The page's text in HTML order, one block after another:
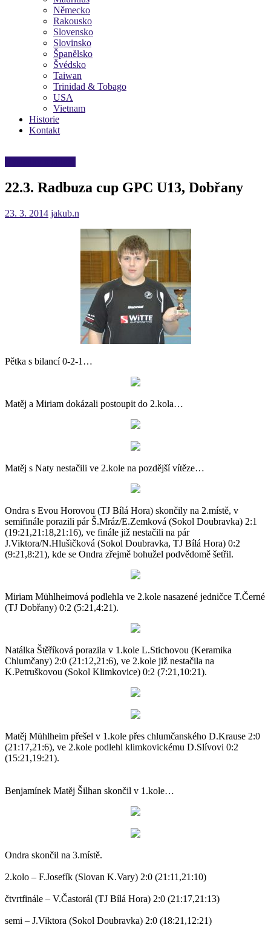
Německo
Rakousko
Slovensko
Slovinsko
Španělsko
Švédsko
Taiwan
Trinidad & Tobago
USA
Vietnam
Historie
Kontakt
22.3. Radbuza cup GPC U13, Dobřany
23. 3. 2014 jakub.n
Pětka s bilancí 0-2-1…
Matěj a Miriam dokázali postoupit do 2.kola…
Matěj s Naty nestačili ve 2.kole na pozdější vítěze…
Ondra s Evou Horovou (TJ Bílá Hora) skončily na 2.místě, v
semifinále porazili pár Š.Mráz/E.Zemková (Sokol Doubravka) 2:1
(19:21,21:18,21:16), ve finále již nestačili na pár
J.Viktora/N.Hlušičková (Sokol Doubravka, TJ Bílá Hora) 0:2
(9:21,8:21), kde se Ondra zřejmě bohužel podvědomě šetřil.
Miriam Mühlheimová podlehla ve 2.kole nasazené jedničce T.Černé
(TJ Dobřany) 0:2 (5:21,4:21).
Natálka Štěříková porazila v 1.kole L.Stichovou (Keramika
Chlumčany) 2:0 (21:12,21:6), ve 2.kole již nestačila na
K.Petruškovou (Sokol Klimkovice) 0:2 (7:21,10:21).
Matěj Mühlheim přešel v 1.kole přes chlumčanského D.Krause 2:0
(21:17,21:6), ve 2.kole podlehl klimkovickému D.Slívovi 0:2
(15:21,19:21).
Benjamínek Matěj Šilhan skončil v 1.kole…
Ondra skončil na 3.místě.
2.kolo – F.Josefík (Slovan K.Vary) 2:0 (21:11,21:10)
čtvrtfinále – V.Častorál (TJ Bílá Hora) 2:0 (21:17,21:13)
semi – J.Viktora (Sokol Doubravka) 2:0 (18:21,12:21)